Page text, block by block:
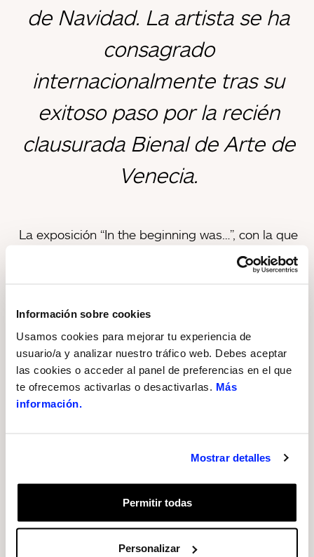
Información sobre cookies
Usamos cookies para mejorar tu experiencia de
usuario/a y analizar nuestro tráfico web. Debes aceptar
las cookies o acceder al panel de preferencias en el que
te ofrecemos activarlas o desactivarlas. Más
información.
Mostrar detalles
Permitir todas
Personalizar
de Navidad. La artista se ha
consagrado
internacionalmente tras su
exitoso paso por la recién
clausurada Bienal de Arte de
Venecia.
La exposición “In the beginning was…”, con la que
artista japonesa Chiharu Shiota ha presentado
su obra en la Fundació Sorigué, ha recibido la
inauguración el pasado 9 de octubre hasta este
jueves 17 de diciembre.
La muestra, compuesta por instalaciones de
grandes dimensiones creadas en exclusiva para
esta exhibición, ha registrado una afluencia de
como Croacia, Francia, Alemania, Holanda y
La Fundació Sorigué también ha registrado un
alto porcentaje de público procedente de
diversas comunidades autónomas: Aragón,